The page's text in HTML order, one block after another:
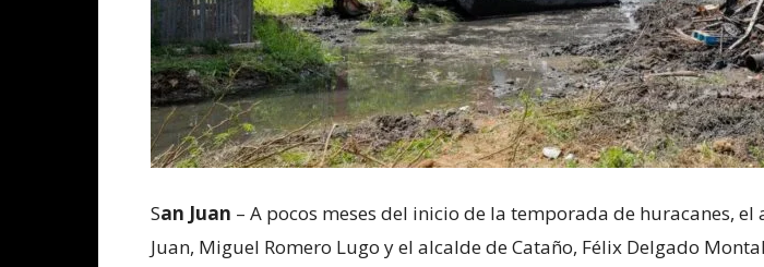
San Juan – A pocos meses del inicio de la temporada de huracanes, el
Juan, Miguel Romero Lugo y el alcalde de Cataño, Félix Delgado